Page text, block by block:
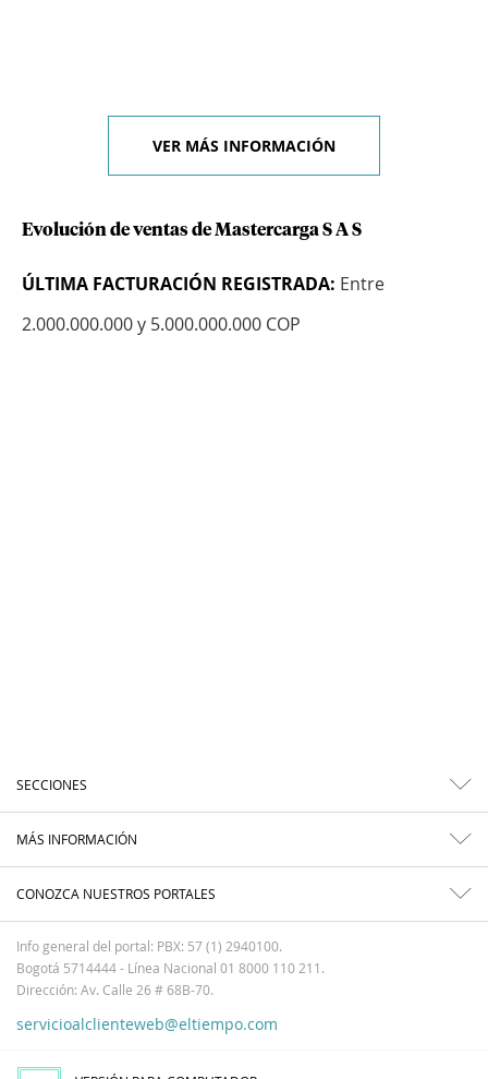
VER MÁS INFORMACIÓN
Evolución de ventas de Mastercarga S A S
ÚLTIMA FACTURACIÓN REGISTRADA: Entre
2.000.000.000 y 5.000.000.000 COP
SECCIONES
MÁS INFORMACIÓN
CONOZCA NUESTROS PORTALES
Info general del portal: PBX: 57 (1) 2940100.
Bogotá 5714444 - Línea Nacional 01 8000 110 211.
Dirección: Av. Calle 26 # 68B-70.
servicioalclienteweb@eltiempo.com